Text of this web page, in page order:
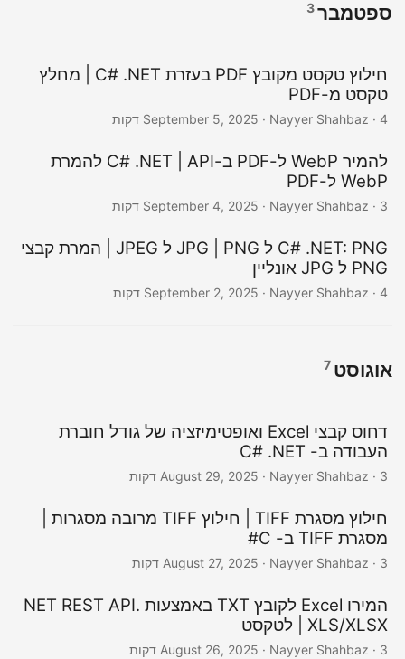
ספטמבר3
חילוץ טקסט מקובץ PDF בעזרת C# .NET | מחלץ
טקסט מ-PDF
September 5, 2025 · Nayyer Shahbaz · 4 דקות
להמיר WebP ל-PDF ב-C# .NET | API להמרת
WebP ל-PDF
September 4, 2025 · Nayyer Shahbaz · 3 דקות
C# .NET: PNG ל JPG | PNG ל JPEG | המרת קבצי
PNG ל JPG אונליין
September 2, 2025 · Nayyer Shahbaz · 4 דקות
אוגוסט7
דחוס קבצי Excel ואופטימיזציה של גודל חוברת
העבודה ב- C# .NET
August 29, 2025 · Nayyer Shahbaz · 3 דקות
חילוץ מסגרת TIFF | חילוץ TIFF מרובה מסגרות |
מסגרת TIFF ב- C#
August 27, 2025 · Nayyer Shahbaz · 3 דקות
המירו Excel לקובץ TXT באמצעות .NET REST API
| XLS/XLSX לטקסט
August 26, 2025 · Nayyer Shahbaz · 3 דקות